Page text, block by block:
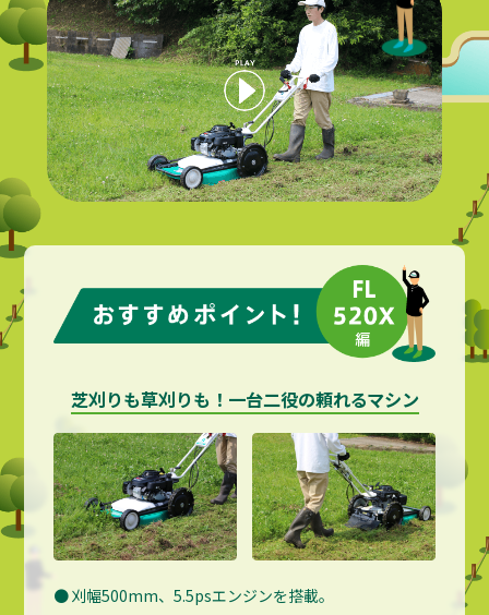
芝刈りも草刈りも！一台二役の頼れるマシン
刈幅500mm、5.5psエンジンを搭載。